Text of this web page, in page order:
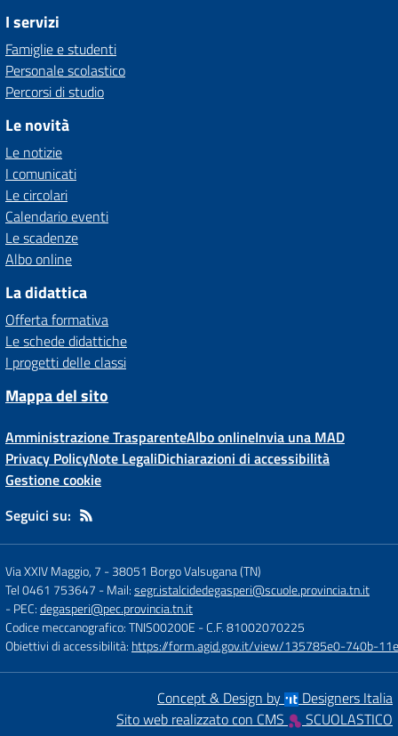
I servizi
Famiglie e studenti
Personale scolastico
Percorsi di studio
Le novità
Le notizie
I comunicati
Le circolari
Calendario eventi
Le scadenze
Albo online
La didattica
Offerta formativa
Le schede didattiche
I progetti delle classi
Mappa del sito
Amministrazione TrasparenteAlbo onlineInvia una MAD
Privacy PolicyNote LegaliDichiarazioni di accessibilità
Gestione cookie
Seguici su:
Via XXIV Maggio, 7 -38051 Borgo Valsugana (TN)
Tel 0461 753647 - Mail:segr.istalcidedegasperi@scuole.provincia.tn.it
- PEC:degasperi@pec.provincia.tn.it
Codice meccanografico: TNIS00200E - C.F. 81002070225
Obiettivi di accessibilità: https://form.agid.gov.it/view/135785e0-740b-
Concept & Design by
Designers Italia
Sito web realizzato con CMS
SCUOLASTICO